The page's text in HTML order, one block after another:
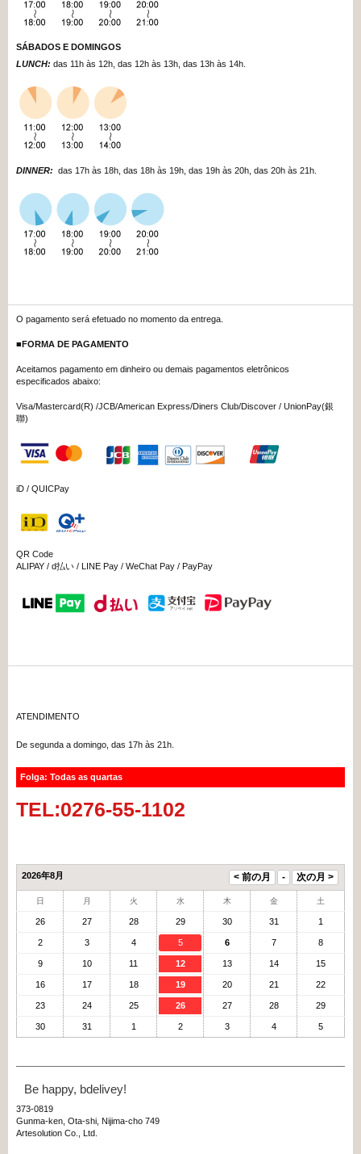
SÁBADOS E DOMINGOS
LUNCH: das 11h às 12h, das 12h às 13h, das 13h às 14h.
DINNER: das 17h às 18h, das 18h às 19h, das 19h às 20h, das 20h às 21h.
O pagamento será efetuado no momento da entrega.
■FORMA DE PAGAMENTO
Aceitamos pagamento em dinheiro ou demais pagamentos eletrônicos
especificados abaixo:
Visa/Mastercard(R) /JCB/American Express/Diners Club/Discover / UnionPay(銀
聯)
iD / QUICPay
QR Code
ALIPAY / d払い / LINE Pay / WeChat Pay / PayPay
ATENDIMENTO
De segunda a domingo, das 17h às 21h.
Folga: Todas as quartas
TEL:0276-55-1102
2026年8月
日 月 火 水 木 金 土
26 27 28 29 30 31 1
2 3 4 5 6 7 8
9 10 11 12 13 14 15
16 17 18 19 20 21 22
23 24 25 26 27 28 29
30 31 1 2 3 4 5
Be happy, bdelivey!
373-0819
Gunma-ken, Ota-shi, Nijima-cho 749
Artesolution Co., Ltd.